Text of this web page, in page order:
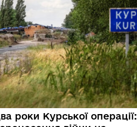
роки Курської операції: